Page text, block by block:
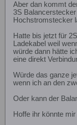
Aber dan kommt
3S
Hochstromstecker
Hatte bis jetzt für
Ladekabel weil
würde dann hätte
eine direkt
Würde das ganze
wenn ich an den
Oder kann der
Hoffe ihr könnte